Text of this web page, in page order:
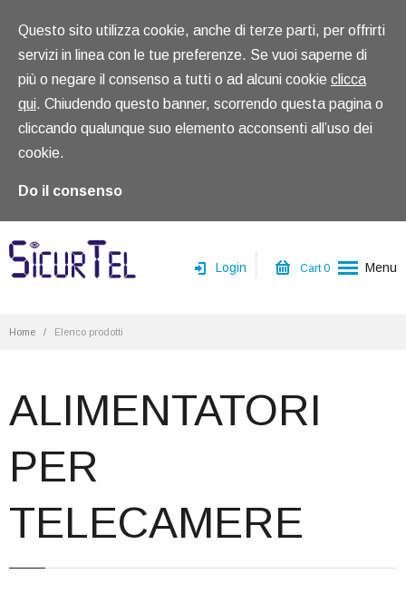
Questo sito utilizza cookie, anche di terze parti, per offrirti
servizi in linea con le tue preferenze. Se vuoi saperne di
più o negare il consenso a tutti o ad alcuni cookie clicca
qui. Chiudendo questo banner, scorrendo questa pagina o
cliccando qualunque suo elemento acconsenti all’uso dei
cookie.
Do il consenso
Menu
Corsi
Offerte
Registrazione
Cart0
Login
Home / Elenco prodotti
ALIMENTATORI
PER
TELECAMERE